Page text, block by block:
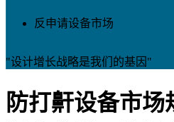
反申请设备市场
"设计增长战略是我们的基因"
防打鼾设备市场